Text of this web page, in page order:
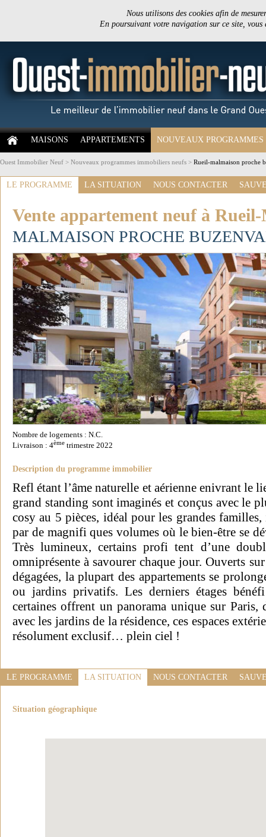
Nous utilisons des cookies afin de
En poursuivant votre navigation sur ce site,
MAISONS APPARTEMENTS NOUVEAUX PROGRAMMES
Ouest Immobilier Neuf > Nouveaux programmes immobiliers neufs > Rueil-malmaison proche
LE PROGRAMME LA SITUATION NOUS CONTACTER
Vente appartement neuf à
MALMAISON PROCHE
Nombre de logements : N.C.
Livraison : 4ème trimestre 2022
Description du programme immobilier
Refl étant l’âme naturelle et aérienne enivrant le
grand standing sont imaginés et conçus avec le
cosy au 5 pièces, idéal pour les grandes
par de magnifi ques volumes où le bien-être se
Très lumineux, certains profi tent d’une
omniprésente à savourer chaque jour. Ouverts
dégagées, la plupart des appartements se
ou jardins privatifs. Les derniers étages
certaines offrent un panorama unique sur Paris,
avec les jardins de la résidence, ces espaces
résolument exclusif… plein ciel !
LE PROGRAMME LA SITUATION NOUS CONTACTER
Situation géographique